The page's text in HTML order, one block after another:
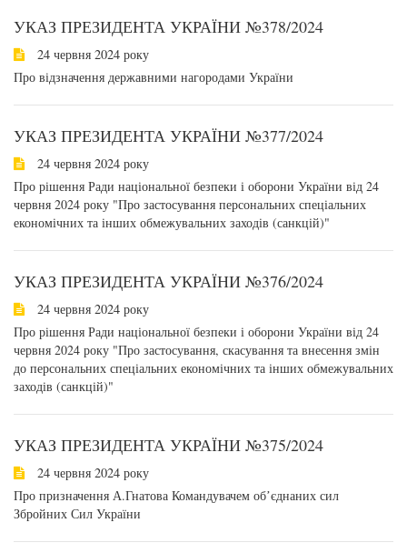
УКАЗ ПРЕЗИДЕНТА УКРАЇНИ №378/2024
24 червня 2024 року
Про відзначення державними нагородами України
УКАЗ ПРЕЗИДЕНТА УКРАЇНИ №377/2024
24 червня 2024 року
Про рішення Ради національної безпеки і оборони України від 24
червня 2024 року "Про застосування персональних спеціальних
економічних та інших обмежувальних заходів (санкцій)"
УКАЗ ПРЕЗИДЕНТА УКРАЇНИ №376/2024
24 червня 2024 року
Про рішення Ради національної безпеки і оборони України від 24
червня 2024 року "Про застосування, скасування та внесення змін
до персональних спеціальних економічних та інших обмежувальних
заходів (санкцій)"
УКАЗ ПРЕЗИДЕНТА УКРАЇНИ №375/2024
24 червня 2024 року
Про призначення А.Гнатова Командувачем обʼєднаних сил
Збройних Сил України